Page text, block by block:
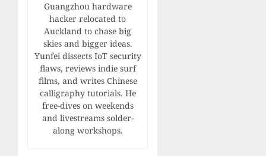
Guangzhou hardware
hacker relocated to
Auckland to chase big
skies and bigger ideas.
Yunfei dissects IoT security
flaws, reviews indie surf
films, and writes Chinese
calligraphy tutorials. He
free-dives on weekends
and livestreams solder-
along workshops.